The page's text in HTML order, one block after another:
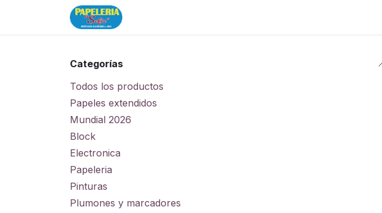
Categorías
Todos los productos
Papeles extendidos
Mundial 2026
Block
Electronica
Papeleria
Pinturas
Plumones y marcadores